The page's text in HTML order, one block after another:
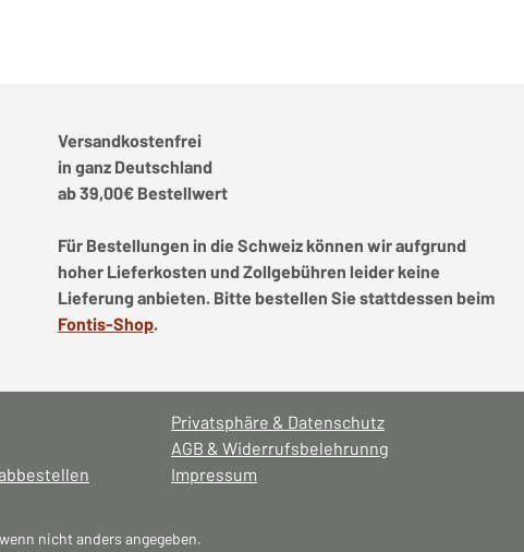
Versandkostenfrei
in ganz Deutschland
ab 39,00€ Bestellwert
Für Bestellungen in die Schweiz können wir aufgrund
hoher Lieferkosten und Zollgebühren leider keine
Lieferung anbieten. Bitte bestellen Sie stattdessen beim
Fontis-Shop.
Privatsphäre & Datenschutz
AGB & Widerrufsbelehrunng
Impressum
nicht anders angegeben.